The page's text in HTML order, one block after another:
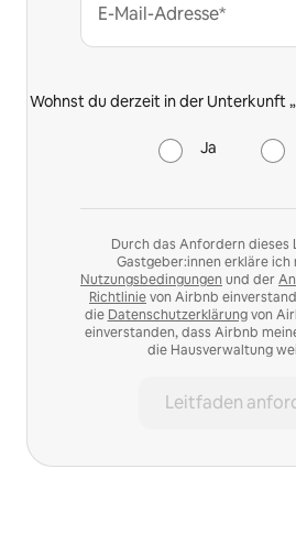
E-Mail-Adresse*
Wohnst du derzeit in der Unterkunft
Ja
Durch das Anfordern dieses
Gastgeber:innen erkläre ich
Nutzungsbedingungen und der
Richtlinievon Airbnb
die Datenschutzerklärungvon
einverstanden, dass Airbnb
die Hausverwaltung
Leitfaden